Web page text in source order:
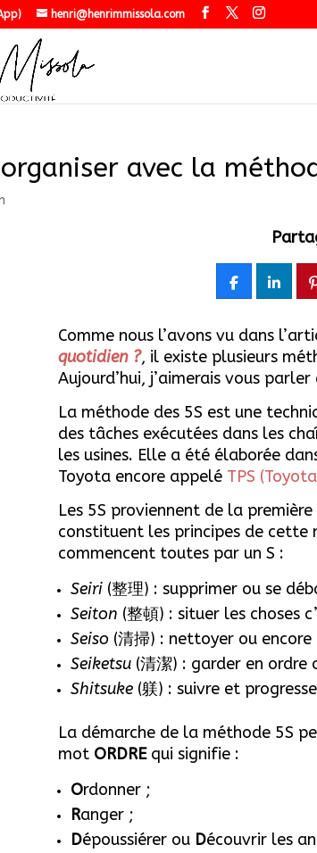
henri@henrimmissola.com
avec la
Comme nous l’avons vu dans
quotidien ?, il existe plusieurs
Aujourd’hui, j’aimerais vous
La méthode des 5S est une
des tâches exécutées dans les
les usines. Elle a été élaborée
Toyota encore appelé TPS
Les 5S proviennent de la
constituent les principes de cette
commencent toutes par un S :
Seiri(整理) : supprimer ou se
Seiton (整頓) : situer les choses
Seiso(清掃) : nettoyer ou
Seiketsu(清潔) : garder en ordre
Shitsuke(躾) : suivre et
La démarche de la méthode 5S
mot ORDREqui signifie :
Ordonner ;
Ranger ;
Dépoussiérer ou Découvrir les